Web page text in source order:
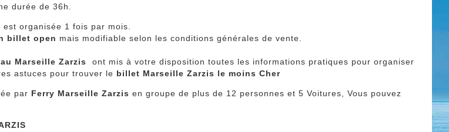
durée de 36h.
organisée 1 fois par mois.
billet open mais modifiable selon les conditions générales de vente.
Marseille Zarzisont mis à votre disposition toutes les informations pratiques pour organiser
astuces pour trouver le billet Marseille Zarzis le moins Cher
par Ferry Marseille Zarzisen groupe de plus de 12 personnes et 5 Voitures, Vous pouvez